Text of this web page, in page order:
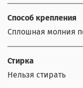
Способ крепления
Сплошная молния
Стирка
Нельзя стирать